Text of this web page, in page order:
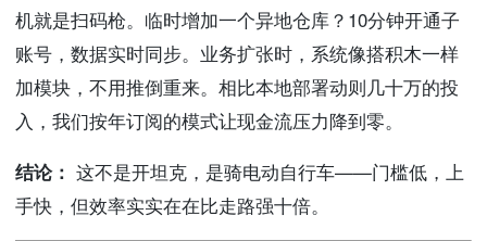
机就是扫码枪。临时增加一个异地仓库？10分钟开通子
账号，数据实时同步。业务扩张时，系统像搭积木一样
加模块，不用推倒重来。相比本地部署动则几十万的投
入，我们按年订阅的模式让现金流压力降到零。
结论： 这不是开坦克，是骑电动自行车——门槛低，上
手快，但效率实实在在比走路强十倍。